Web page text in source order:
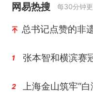
网易热搜 每30分钟
总书记点赞的非
1 张本智和横滨赛
2 上海金山筑牢“